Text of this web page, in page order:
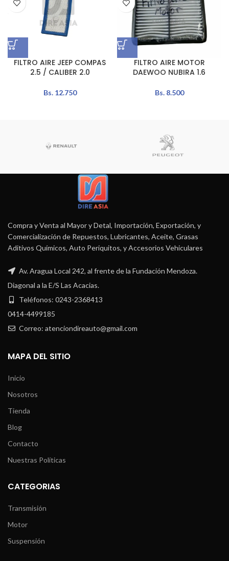
FILTRO AIRE JEEP COMPAS
2.5 / CALIBER 2.0
Bs.12.750
FILTRO AIRE MOTOR
DAEWOO NUBIRA 1.6
Bs.8.500
Compra y Venta al Mayor y Detal, Importación, Exportación, y
Comercialización de Repuestos, Lubricantes, Aceite, Grasas
Aditivos Químicos, Auto Periquitos, y Accesorios Vehiculares
Av. Aragua Local 242, al frente de la Fundación Mendoza.
Diagonal a la E/S Las Acacias.
Teléfonos: 0243-2368413
0414-4499185
Correo: atenciondireauto@gmail.com
MAPA DEL SITIO
Inicio
Nosotros
Tienda
Blog
Contacto
Nuestras Políticas
CATEGORIAS
Transmisión
Motor
Suspensión